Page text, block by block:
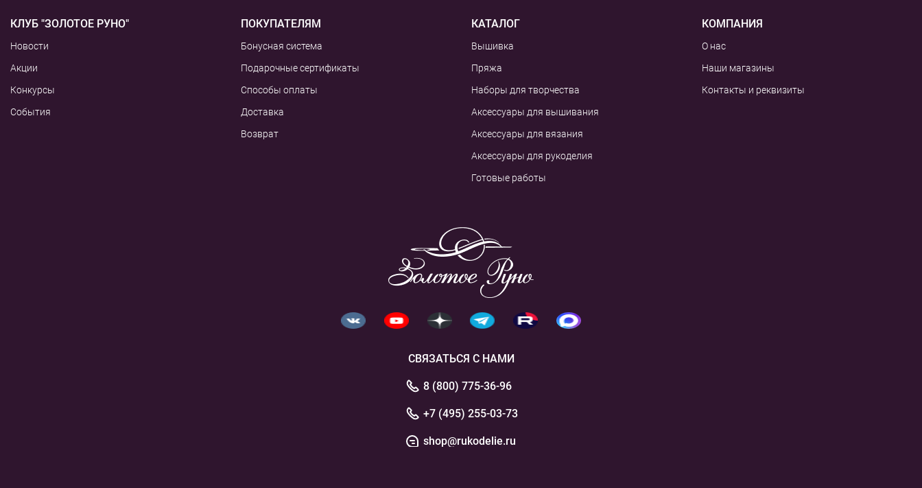
КЛУБ "ЗОЛОТОЕ РУНО"
Новости
Акции
Конкурсы
События
ПОКУПАТЕЛЯМ
Бонусная система
Подарочные сертификаты
Способы оплаты
Доставка
Возврат
КАТАЛОГ
Вышивка
Пряжа
Наборы для творчества
Аксессуары для вышивания
Аксессуары для вязания
Аксессуары для рукоделия
Готовые работы
КОМПАНИЯ
О нас
Наши магазины
Контакты и реквизиты
СВЯЗАТЬСЯ С НАМИ
8 (800) 775-36-96
+7 (495) 255-03-73
shop@rukodelie.ru